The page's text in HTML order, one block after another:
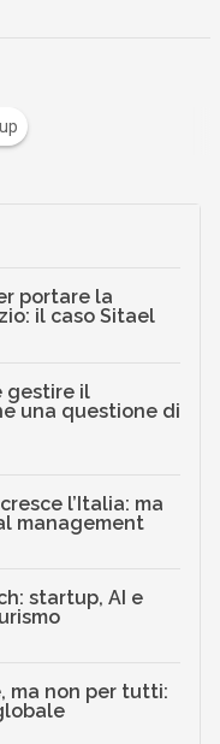
portare la
il caso Sitael
gestire il
una questione di
l’Italia: ma
management
startup, AI e
ma non per tutti: